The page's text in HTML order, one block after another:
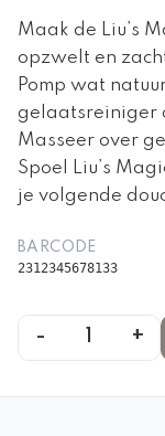
Maak de Liu’s
opzwelt en
Pomp wat
gelaatsreiniger
Masseer over
Spoel Liu’s
je volgende
BARCODE
2312345678133
- +